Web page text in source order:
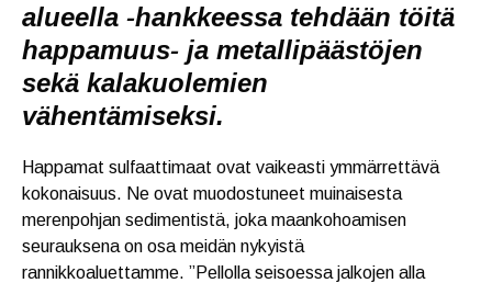
alueella -hankkeessa tehdään töitä
happamuus- ja metallipäästöjen
sekä kalakuolemien
vähentämiseksi.
Happamat sulfaattimaat ovat vaikeasti ymmärrettävä
kokonaisuus. Ne ovat muodostuneet muinaisesta
merenpohjan sedimentistä, joka maankohoamisen
seurauksena on osa meidän nykyistä
rannikkoaluettamme. ”Pellolla seisoessa jalkojen alla